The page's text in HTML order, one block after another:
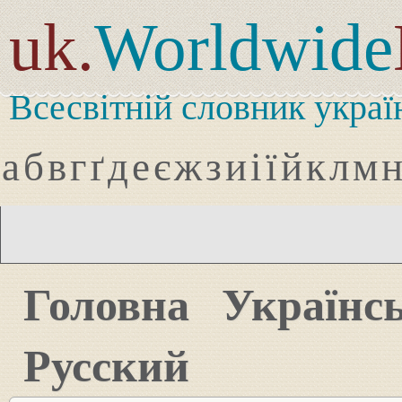
uk.Worldwide
Всесвітній словник
абвгґдеєжзиіїйклмн
Головна
Русский